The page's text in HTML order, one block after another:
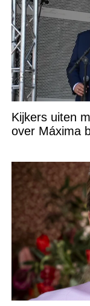
Kijkers uiten
over Máxima